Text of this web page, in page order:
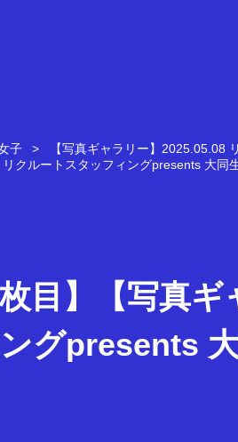
子
【写真ギャラリー】2025.05.08
クルートスタッフィングpresents 大同
枚目】【写真
グpresents